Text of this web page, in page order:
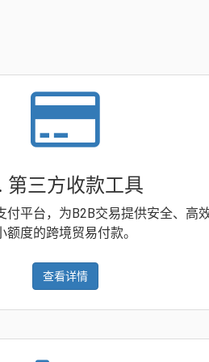
第三方收款工具
付平台，为B2B交易提供安全、高
度的跨境贸易付款。
查看详情